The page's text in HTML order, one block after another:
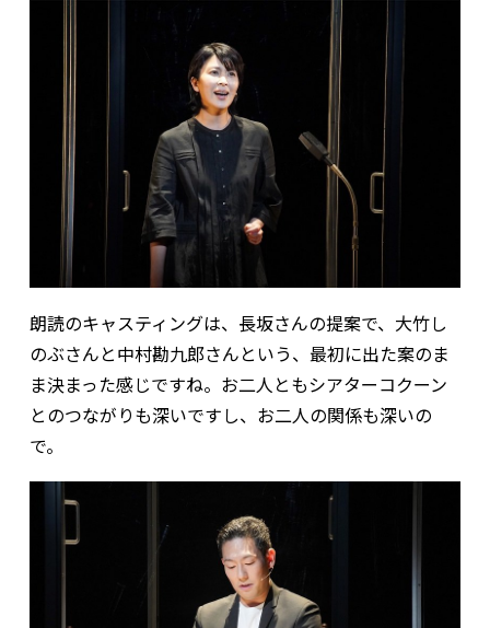
朗読のキャスティングは、長坂さんの提案で、大竹し
のぶさんと中村勘九郎さんという、最初に出た案のま
ま決まった感じですね。お二人ともシアターコクーン
とのつながりも深いですし、お二人の関係も深いの
で。